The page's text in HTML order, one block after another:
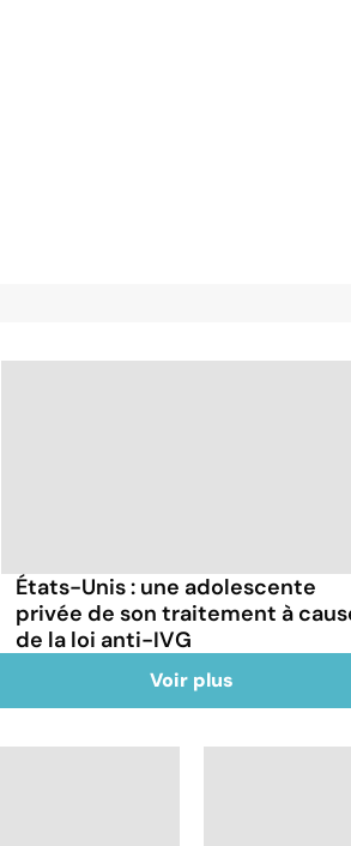
États-Unis : une adolescente
privée de son traitement à
de la loi anti-IVG
Voir plus